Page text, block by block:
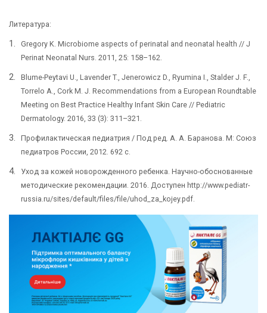
Литература:
Gregory K. Microbiome aspects of perinatal and neonatal health // J
Perinat Neonatal Nurs. 2011, 25: 158–162.
Blume-Peytavi U., Lavender T., Jenerowicz D., Ryumina I., Stalder J. F.,
Torrelo A., Cork M. J. Recommendations from a European Roundtable
Meeting on Best Practice Healthy Infant Skin Care // Pediatric
Dermatology. 2016, 33 (3): 311–321.
Профилактическая педиатрия / Под ред. А. А. Баранова. М: Союз
педиатров России, 2012. 692 с.
Уход за кожей новорожденного ребенка. Научно-обоснованные
методические рекомендации. 2016. Доступен http://www.pediatr-
russia.ru/sites/default/files/file/uhod_za_kojey.pdf.